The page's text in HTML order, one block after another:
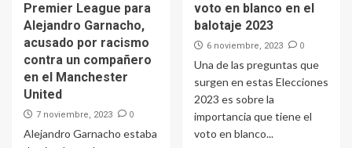
Premier League para
Alejandro Garnacho,
acusado por racismo
contra un compañero
en el Manchester
United
7 noviembre, 2023 0
Alejandro Garnacho estaba
voto en blanco en el
balotaje 2023
6 noviembre, 2023 0
Una de las preguntas que
surgen en estas Elecciones
2023 es sobre la
importancia que tiene el
voto en blanco...